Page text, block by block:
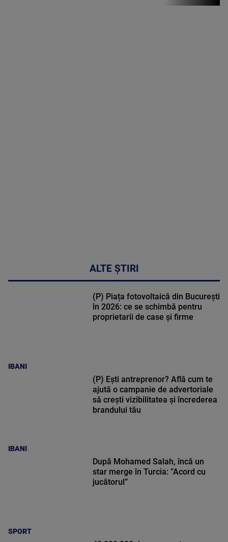
Stirile PRO TV
ALTE ȘTIRI
IBANI
(P) Piața fotovoltaică din București
în 2026: ce se schimbă pentru
proprietarii de case și firme
IBANI
(P) Ești antreprenor? Află cum te
ajută o campanie de advertoriale
să crești vizibilitatea și încrederea
brandului tău
SPORT
După Mohamed Salah, încă un
star merge în Turcia: ”Acord cu
jucătorul”